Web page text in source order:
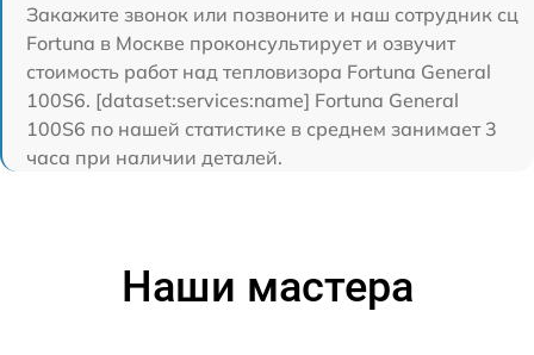
Закажите звонок или позвоните и наш сотрудник сц
Fortuna в Москве проконсультирует и озвучит
стоимость работ над тепловизора Fortuna General
100S6. [dataset:services:name] Fortuna General
100S6 по нашей статистике в среднем занимает 3
часа при наличии деталей.
Наши мастера